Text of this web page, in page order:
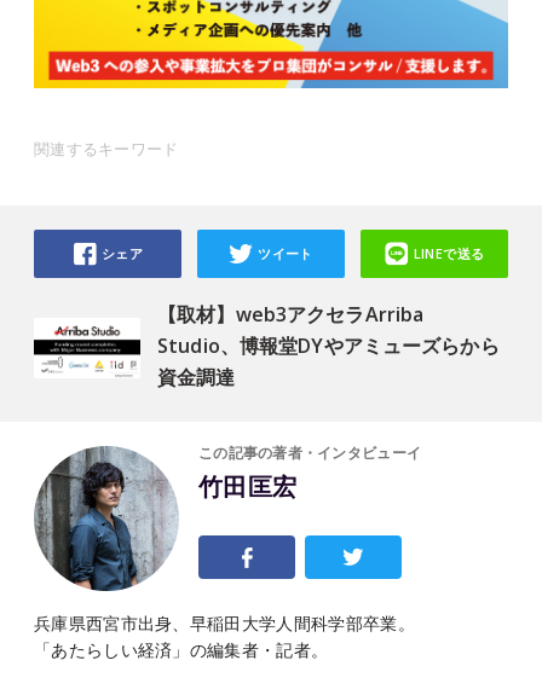
関連するキーワード
【取材】web3アクセラArriba
Studio、博報堂DYやアミューズらから
資金調達
シェア ツイート LINEで送る
この記事の著者・インタビューイ
竹田匡宏
兵庫県西宮市出身、早稲田大学人間科学部卒業。
「あたらしい経済」の編集者・記者。